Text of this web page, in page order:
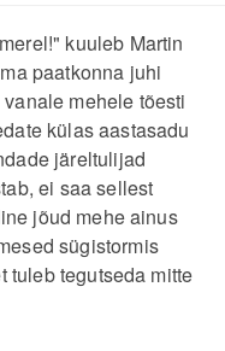
kuuleb Martin
paatkonna juhi
mehele tõesti
külas aastasadu
järeltulijad
ei saa sellest
jõud mehe ainus
sügistormis
tuleb tegutseda mitte